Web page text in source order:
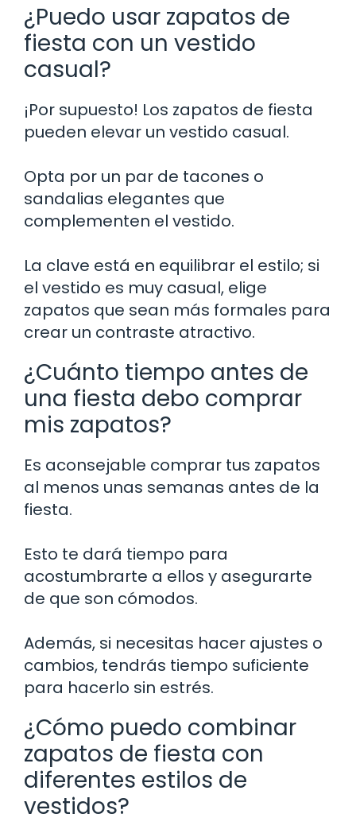
¿Puedo usar zapatos de
fiesta con un vestido
casual?
¡Por supuesto! Los zapatos de fiesta
pueden elevar un vestido casual.
Opta por un par de tacones o
sandalias elegantes que
complementen el vestido.
La clave está en equilibrar el estilo; si
el vestido es muy casual, elige
zapatos que sean más formales para
crear un contraste atractivo.
¿Cuánto tiempo antes de
una fiesta debo comprar
mis zapatos?
Es aconsejable comprar tus zapatos
al menos unas semanas antes de la
fiesta.
Esto te dará tiempo para
acostumbrarte a ellos y asegurarte
de que son cómodos.
Además, si necesitas hacer ajustes o
cambios, tendrás tiempo suficiente
para hacerlo sin estrés.
¿Cómo puedo combinar
zapatos de fiesta con
diferentes estilos de
vestidos?